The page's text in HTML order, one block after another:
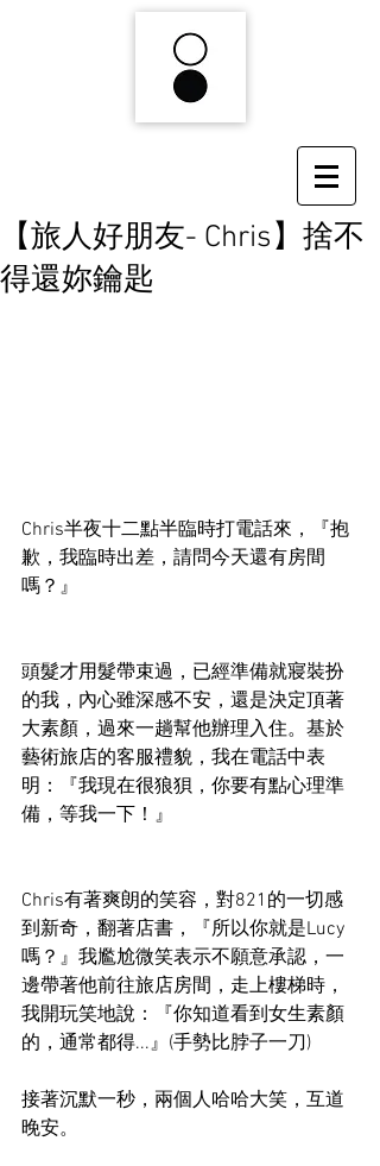
【旅人好朋友- Chris】捨不
得還妳鑰匙
Chris半夜十二點半臨時打電話來，『抱
歉，我臨時出差，請問今天還有房間
嗎？』
頭髮才用髮帶束過，已經準備就寢裝扮
的我，內心雖深感不安，還是決定頂著
大素顏，過來一趟幫他辦理入住。基於
藝術旅店的客服禮貌，我在電話中表
明：『我現在很狼狽，你要有點心理準
備，等我一下！』
Chris有著爽朗的笑容，對821的一切感
到新奇，翻著店書，『所以你就是Lucy
嗎？』我尷尬微笑表示不願意承認，一
邊帶著他前往旅店房間，走上樓梯時，
我開玩笑地說：『你知道看到女生素顏
的，通常都得...』(手勢比脖子一刀)
接著沉默一秒，兩個人哈哈大笑，互道
晚安。